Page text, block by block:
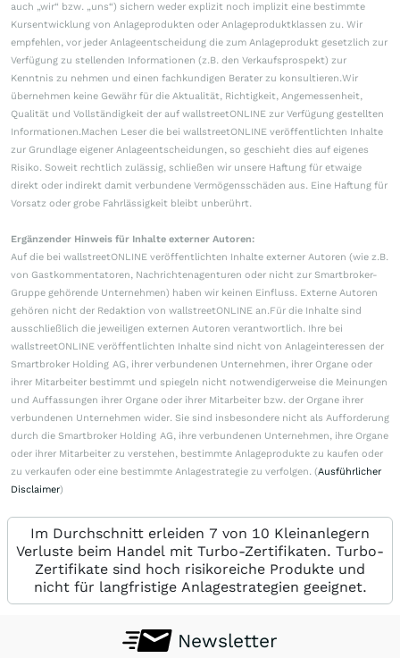
auch „wir“ bzw. „uns“) sichern weder explizit noch implizit eine bestimmte
Kursentwicklung von Anlageprodukten oder Anlageproduktklassen zu. Wir
empfehlen, vor jeder Anlageentscheidung die zum Anlageprodukt gesetzlich zur
Verfügung zu stellenden Informationen (z.B. den Verkaufsprospekt) zur
Kenntnis zu nehmen und einen fachkundigen Berater zu konsultieren.Wir
übernehmen keine Gewähr für die Aktualität, Richtigkeit, Angemessenheit,
Qualität und Vollständigkeit der auf wallstreetONLINE zur Verfügung gestellten
Informationen.Machen Leser die bei wallstreetONLINE veröffentlichten Inhalte
zur Grundlage eigener Anlageentscheidungen, so geschieht dies auf eigenes
Risiko. Soweit rechtlich zulässig, schließen wir unsere Haftung für etwaige
direkt oder indirekt damit verbundene Vermögensschäden aus. Eine Haftung für
Vorsatz oder grobe Fahrlässigkeit bleibt unberührt.
Ergänzender Hinweis für Inhalte externer Autoren:
Auf die bei wallstreetONLINE veröffentlichten Inhalte externer Autoren (wie z.B.
von Gastkommentatoren, Nachrichtenagenturen oder nicht zur Smartbroker-
Gruppe gehörende Unternehmen) haben wir keinen Einfluss. Externe Autoren
gehören nicht der Redaktion von wallstreetONLINE an.Für die Inhalte sind
ausschließlich die jeweiligen externen Autoren verantwortlich. Ihre bei
wallstreetONLINE veröffentlichten Inhalte sind nicht von Anlageinteressen der
Smartbroker Holding AG, ihrer verbundenen Unternehmen, ihrer Organe oder
ihrer Mitarbeiter bestimmt und spiegeln nicht notwendigerweise die Meinungen
und Auffassungen ihrer Organe oder ihrer Mitarbeiter bzw. der Organe ihrer
verbundenen Unternehmen wider. Sie sind insbesondere nicht als Aufforderung
durch die Smartbroker Holding AG, ihre verbundenen Unternehmen, ihre Organe
oder ihrer Mitarbeiter zu verstehen, bestimmte Anlageprodukte zu kaufen oder
zu verkaufen oder eine bestimmte Anlagestrategie zu verfolgen. (Ausführlicher
Disclaimer)
Im Durchschnitt erleiden 7 von 10 Kleinanlegern
Verluste beim Handel mit Turbo-Zertifikaten. Turbo-
Zertifikate sind hoch risikoreiche Produkte und
nicht für langfristige Anlagestrategien geeignet.
Newsletter